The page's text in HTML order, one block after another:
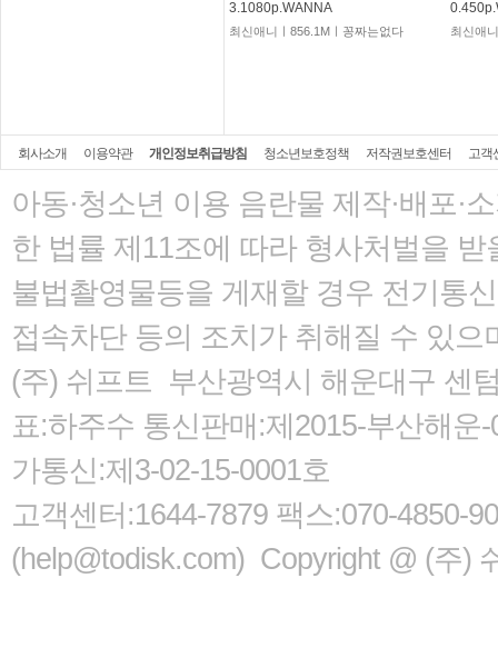
3.1080p.WANNA
최신애니ㅣ856.1Mㅣ꽁짜는없다 최신애
회사소개 이용약관 개인정보취급방침 청소년보호정책 저작권보호센터 고객
아동·청소년 이용 음란물 제작·배포·
한 법률 제11조에 따라 형사처벌을 받
불법촬영물등을 게재할 경우 전기통
접속차단 등의 조치가 취해질 수 있으
(주) 쉬프트 부산광역시 해운대구 센
표:하주수 통신판매:제2015-부산해
가통신:제3-02-15-0001호
고객센터:1644-7879 팩스:070-4850-
(help@todisk.com) Copyright @ (주)